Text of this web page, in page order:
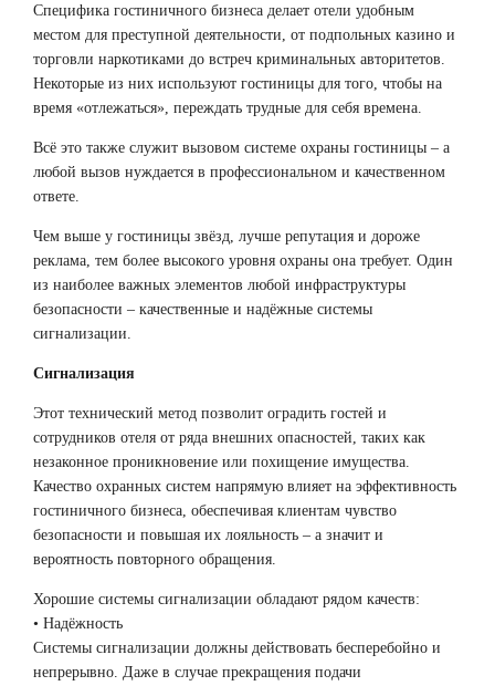
Специфика гостиничного бизнеса делает отели удобным
местом для преступной деятельности, от подпольных казино и
торговли наркотиками до встреч криминальных авторитетов.
Некоторые из них используют гостиницы для того, чтобы на
время «отлежаться», переждать трудные для себя времена.
Всё это также служит вызовом системе охраны гостиницы – а
любой вызов нуждается в профессиональном и качественном
ответе.
Чем выше у гостиницы звёзд, лучше репутация и дороже
реклама, тем более высокого уровня охраны она требует. Один
из наиболее важных элементов любой инфраструктуры
безопасности – качественные и надёжные системы
сигнализации.
Сигнализация
Этот технический метод позволит оградить гостей и
сотрудников отеля от ряда внешних опасностей, таких как
незаконное проникновение или похищение имущества.
Качество охранных систем напрямую влияет на эффективность
гостиничного бизнеса, обеспечивая клиентам чувство
безопасности и повышая их лояльность – а значит и
вероятность повторного обращения.
Хорошие системы сигнализации обладают рядом качеств:
• Надёжность
Системы сигнализации должны действовать бесперебойно и
непрерывно. Даже в случае прекращения подачи